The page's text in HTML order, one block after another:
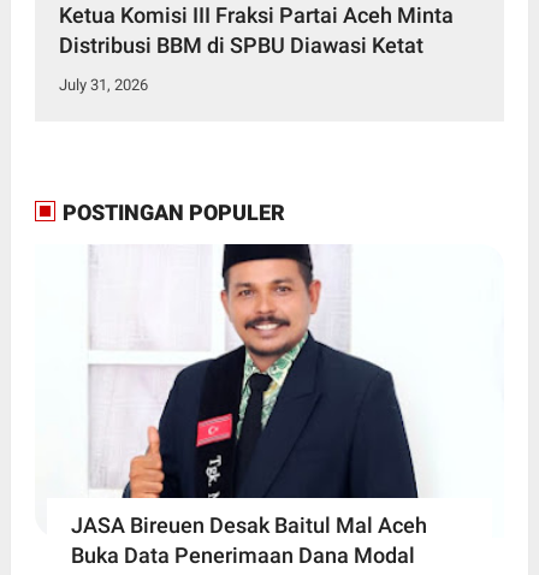
Ketua Komisi III Fraksi Partai Aceh Minta
Distribusi BBM di SPBU Diawasi Ketat
July 31, 2026
POSTINGAN POPULER
JASA Bireuen Desak Baitul Mal Aceh
Buka Data Penerimaan Dana Modal